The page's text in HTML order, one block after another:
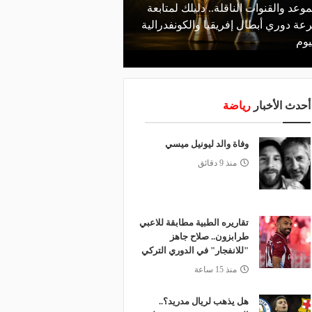
والقنوات الناقلة.. دليلك لمتابعة
دوري أبطال إفريقيا والكونفدرالية
أحدث الأخبار رياضة
وفاة والد ليونيل ميسي
منذ 9 دقائق
تقاريره الطبية مطابقة للاعبي
طرابزون.. صلاح جاهز
"للانفجار" في الدوري التركي
منذ 15 ساعة
هل يذهب لريال مدريد؟..